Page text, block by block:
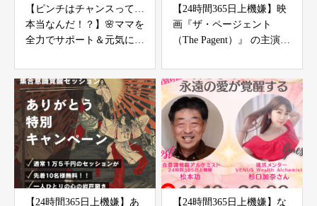
【ピンチはチャンスって…
本当なんだ！？】🌸ママを
全力でサポート＆元気にす
ワーアップコーチング
【24時間365日上機嫌】映
画『ザ・ページェント
（The Pagent）』 の主演女
からFacebookライブ：特別
キャンペーンあり
【24時間365日上機嫌】あ
【24時間365日上機嫌】な